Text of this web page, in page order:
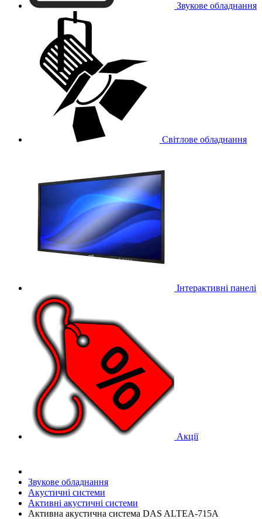
Звукове обладнання
Світлове обладнання
Інтерактивні панелі
Акції
Звукове обладнання
Акустичні системи
Активні акустичні системи
Активна акустична система DAS ALTEA-715A